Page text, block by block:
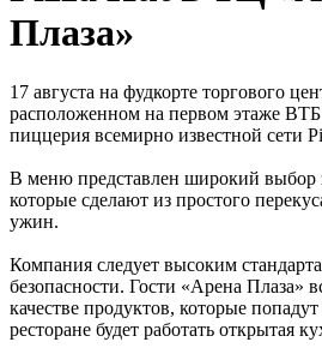
Плаза»
17 августа на фудкорте торгового
расположенном на первом этаже
пиццерия всемирно известной сети
В меню представлен широкий выбор
которые сделают из простого
ужин.
Компания следует высоким
безопасности. Гости «Арена Плаза»
качестве продуктов, которые
ресторане будет работать открытая